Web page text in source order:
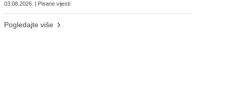
03.08.2026. | Pisane vijesti
Pogledajte više